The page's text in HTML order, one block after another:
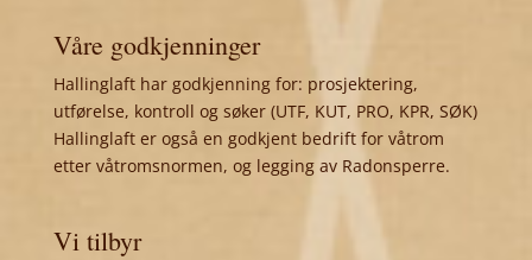
Våre godkjenninger
Hallinglaft har godkjenning for: prosjektering,
utførelse, kontroll og søker (UTF, KUT, PRO, KPR, SØK)
Hallinglaft er også en godkjent bedrift for våtrom
etter våtromsnormen, og legging av Radonsperre.
Vi tilbyr